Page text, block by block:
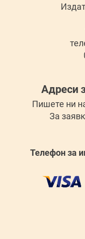
Адреси
Пишете ни
За
Телефон за